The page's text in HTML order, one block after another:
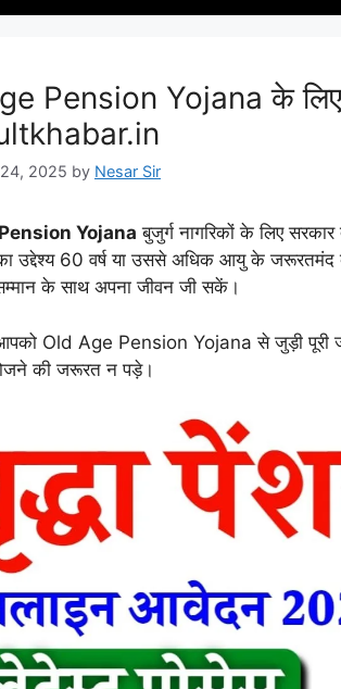
Pension Yojana के
2025 by Nesar Sir
Yojana बुजुर्ग नागरिकों के लिए सरकार
उद्देश्य 60 वर्ष या उससे अधिक आयु के जरूरतमंद
के साथ अपना जीवन जी सकें।
Old Age Pension Yojana से जुड़ी पूरी
की जरूरत न पड़े।